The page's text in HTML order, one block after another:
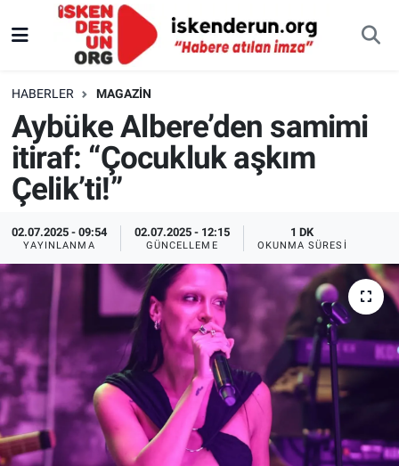
HABERLER MAGAZIN
Aybüke Albere’den samimi
itiraf: “Çocukluk aşkım
Çelik’ti!”
02.07.2025 - 09:54
YAYINLANMA
02.07.2025 - 12:15
GÜNCELLEME
1 DK
OKUNMA SÜRESI